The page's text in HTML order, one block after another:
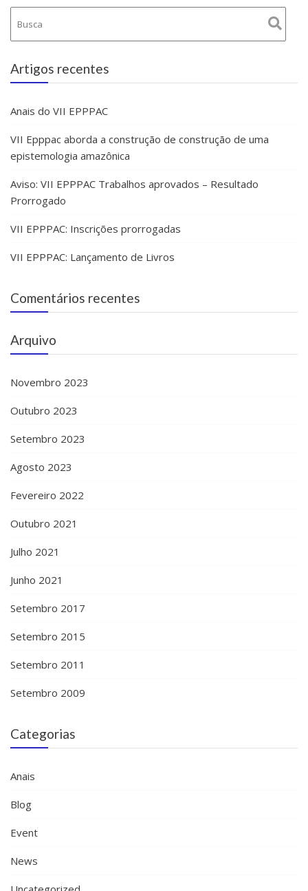
Artigos recentes
Anais do VII EPPPAC
VII Epppac aborda a construção de construção de uma
epistemologia amazônica
Aviso: VII EPPPAC Trabalhos aprovados – Resultado
Prorrogado
VII EPPPAC: Inscrições prorrogadas
VII EPPPAC: Lançamento de Livros
Comentários recentes
Arquivo
Novembro 2023
Outubro 2023
Setembro 2023
Agosto 2023
Fevereiro 2022
Outubro 2021
Julho 2021
Junho 2021
Setembro 2017
Setembro 2015
Setembro 2011
Setembro 2009
Categorias
Anais
Blog
Event
News